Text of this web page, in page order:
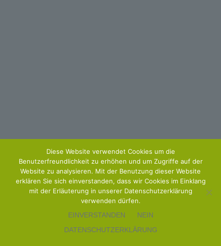
Diese Website verwendet Cookies um die
Benutzerfreundlichkeit zu erhöhen und um Zugriffe auf der
Website zu analysieren. Mit der Benutzung dieser Website
erklären Sie sich einverstanden, dass wir Cookies im Einklang
mit der Erläuterung in unserer Datenschutzerklärung
verwenden dürfen.
EINVERSTANDEN
NEIN
DATENSCHUTZERKLÄRUNG